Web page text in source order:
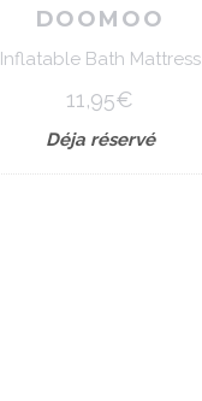
DOOMOO
Inflatable Bath Mattress
11,95€
Déja réservé